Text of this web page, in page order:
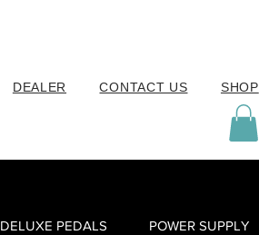
DEALER CONTACT US SHOP
DELUXE PEDALS POWER SUPPLY